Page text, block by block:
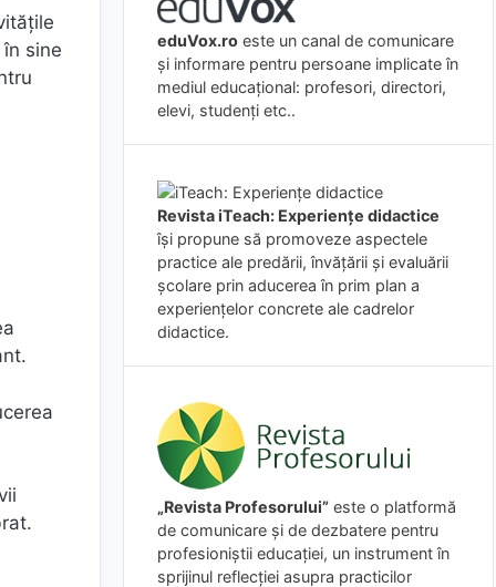
sine
eduVox.ro este un canal de comunicare
și informare pentru persoane implicate în
mediul educațional: profesori, directori,
elevi, studenți etc..
Revista iTeach: Experienţe didactice
îşi propune să promoveze aspectele
practice ale predării, învăţării şi evaluării
şcolare prin aducerea în prim plan a
experienţelor concrete ale cadrelor
didactice.
„Revista Profesorului” este o platformă
de comunicare și de dezbatere pentru
profesioniștii educației, un instrument în
sprijinul reflecției asupra practicilor